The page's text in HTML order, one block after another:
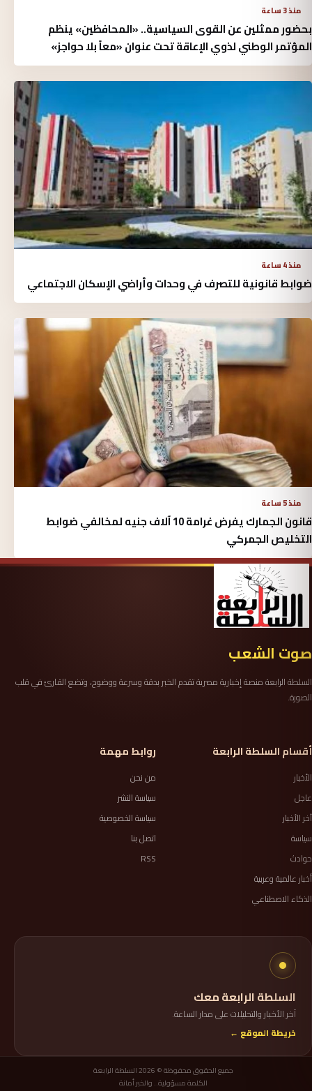
منذ 3 ساعة
بحضور ممثلين عن القوى السياسية.. «المحافظين» ينظم
المؤتمر الوطني لذوي الإعاقة تحت عنوان «معاً بلا حواجز»
منذ 4 ساعة
ضوابط قانونية للتصرف في وحدات وأراضي الإسكان الاجتماعي
منذ 5 ساعة
قانون الجمارك يفرض غرامة 10 آلاف جنيه لمخالفي ضوابط
التخليص الجمركي
صوت الشعب
السلطة الرابعة منصة إخبارية مصرية تقدم الخبر بدقة وسرعة ووضوح، وتضع القارئ في قلب
الصورة.
أقسام السلطة الرابعة
الأخبار
عاجل
آخر الأخبار
سياسة
حوادث
أخبار عالمية وعربية
الذكاء الاصطناعي
روابط مهمة
من نحن
سياسة النشر
سياسة الخصوصية
اتصل بنا
RSS
السلطة الرابعة معك
آخر الأخبار والتحليلات على مدار الساعة.
خريطة الموقع ←
جميع الحقوق محفوظة © 2026 السلطة الرابعة
الكلمة مسؤولية.. والخبر أمانة